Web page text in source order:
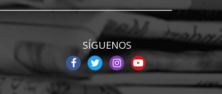
SÍGUENOS